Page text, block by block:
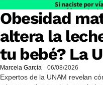
Obesidad
altera la
tu bebé? La
Marcela García 06/08/2026
Expertos de la UNAM revelan